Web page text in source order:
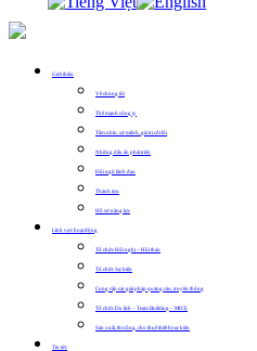
Giới thiệu
Về chúng tôi
Thế mạnh công ty
Tầm nhìn, sứ mệnh, giá trị cốt lõi
Những dấu ấn phát triển
Đội ngũ lãnh đạo
Thành tựu
Hồ sơ năng lực
Lĩnh vực hoạt động
Tổ chức Hội nghị – Hội thảo
Tổ chức Sự kiện
Cung cấp các giải pháp quảng cáo, truyền thông
Tổ chức Du lịch – Team Building – MICE
Sản xuất, thi công, cho thuê thiết bị sự kiện
Tin tức